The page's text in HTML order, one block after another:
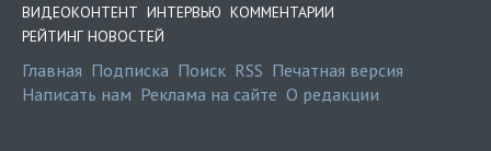
ВИДЕОКОНТЕНТ ИНТЕРВЬЮ КОММЕНТАРИИ
РЕЙТИНГ НОВОСТЕЙ
Главная Подписка Поиск RSS Печатная версия
Написать нам Реклама на сайте О редакции